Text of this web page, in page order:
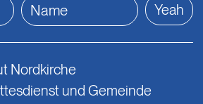
Yeah
Nordkirche
und Gemeinde